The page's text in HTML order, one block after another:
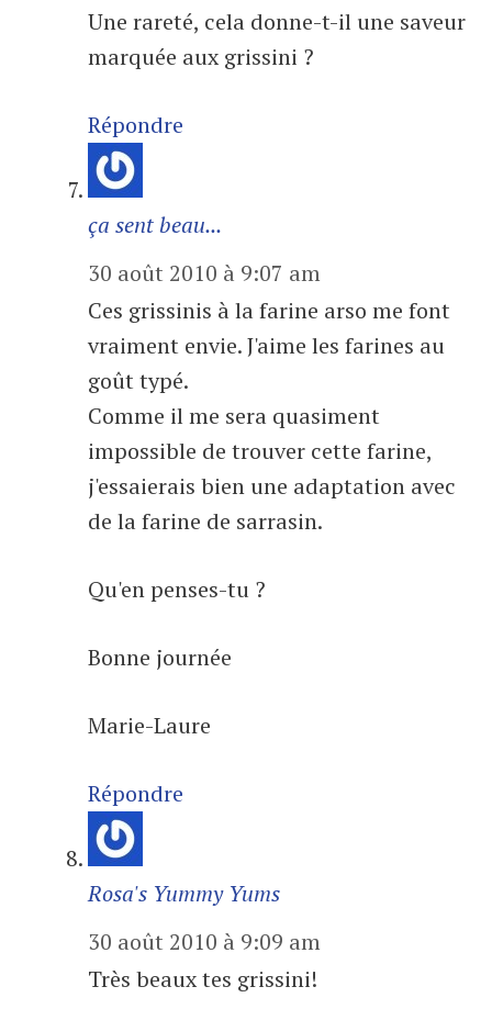
Une rareté, cela donne-t-il une saveur
marquée aux grissini ?
Répondre
ça sent beau...
30 août 2010 à 9:07 am
Ces grissinis à la farine arso me font
vraiment envie. J'aime les farines au
goût typé.
Comme il me sera quasiment
impossible de trouver cette farine,
j'essaierais bien une adaptation avec
de la farine de sarrasin.
Qu'en penses-tu ?
Bonne journée
Marie-Laure
Répondre
Rosa's Yummy Yums
30 août 2010 à 9:09 am
Très beaux tes grissini!